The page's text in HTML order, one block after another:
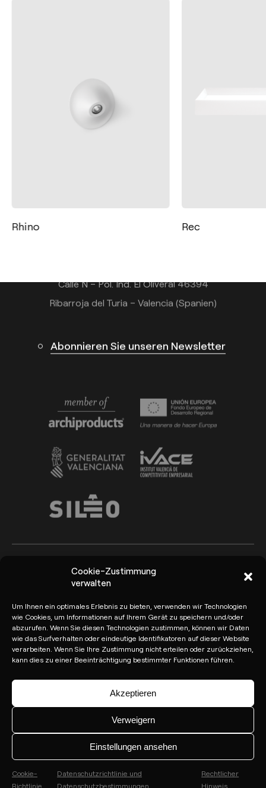
Cookie-Zustimmung
verwalten
Um Ihnen ein optimales Erlebnis zu bieten, verwenden wir Technologien
wie Cookies, um Informationen auf Ihrem Gerät zu speichern und/oder
abzurufen. Wenn Sie diesen Technologien zustimmen, können wir Daten
wie das Surfverhalten oder eindeutige Identifikatoren auf dieser Website
verarbeiten. Wenn Sie Ihre Zustimmung nicht erteilen oder zurückziehen,
kann dies zu einer Beeinträchtigung bestimmter Funktionen führen.
Akzeptieren
Verweigern
Einstellungen ansehen
Cookie-
Richtlinie
Datenschutzrichtlinie und
Datenschutzbestimmungen
Rechtlicher
Hinweis
Rhino Rec
Tel.: +34 961 667 207
Calle N – Pol. Ind. El Oliveral 46394
Ribarroja del Turia – Valencia (Spanien)
Abonnieren Sie unseren Newsletter
Arkoslight ©2026 Canal del Informante
Rechtlicher Hinweis
Datenschutzbestimmungen
Cookie-Richtlinie